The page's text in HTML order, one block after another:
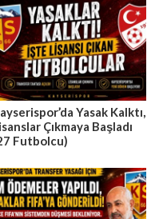
Yasak Kalktı,
Çıkmaya Başladı
Futbolcu)